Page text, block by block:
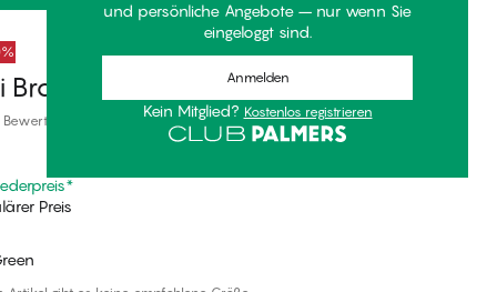
und persönliche Angebote – nur wenn Sie
eingeloggt sind.
Anmelden
Kein Mitglied? Kostenlos registrieren
Brazilian Bikini Unterteile
*
Preis